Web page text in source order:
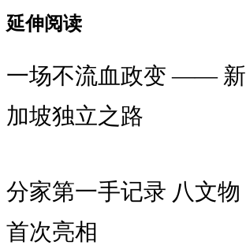
延伸阅读
一场不流血政变 —— 新
加坡独立之路
分家第一手记录 八文物
首次亮相